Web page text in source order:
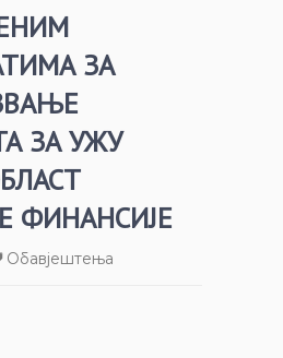
ЗА
ЗА УЖУ
ФИНАНСИЈЕ
Обавјештења